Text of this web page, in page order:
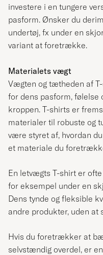
investere i en tungere
pasform. Ønsker du
undertøj, fx under en
variant at foretrække.
Materialets vægt
Vægten og tætheden af
for dens pasform, følelse
kroppen. T-shirts er
materialer til robuste og
være styret af, hvordan
et materiale du
En letvægts T-shirt er
for eksempel under en
Dens tynde og fleksible
andre produkter, uden at
Hvis du foretrækker at
selvstændig overdel, er